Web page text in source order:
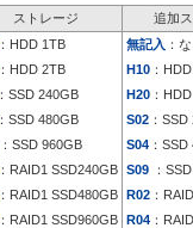
ストレージ 追加
：HDD 1TB 無記入 ：
：HDD 2TB H10 ：
：SSD 240GB H20 ：
：SSD 480GB S02 ：
：SSD 960GB S04 ：
：RAID1 SSD240GB S09 ：
：RAID1 SSD480GB R02 ：
：RAID1 SSD960GB R04 ：